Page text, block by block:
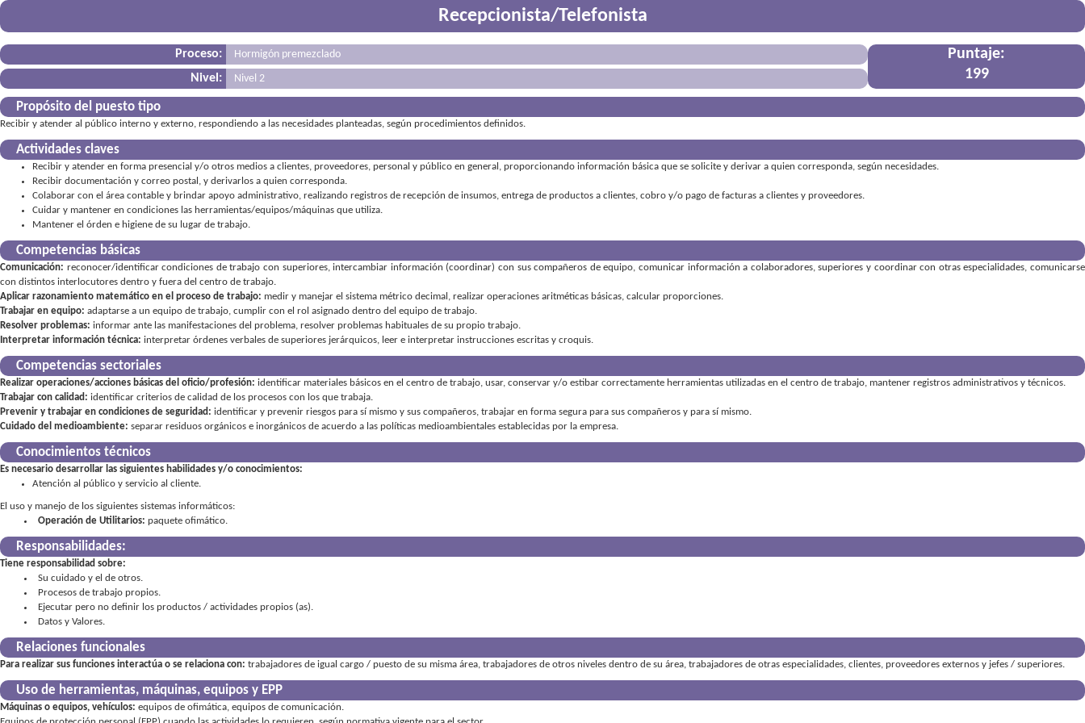
Recepcionista/Telefonista
Proceso: Hormigón premezclado
Nivel: Nivel 2
Puntaje:
199
Propósito del puesto tipo
Recibir y atender al público interno y externo, respondiendo a las necesidades planteadas, según procedimientos definidos.
Actividades claves
Recibir y atender en forma presencial y/o otros medios a clientes, proveedores, personal y público en general, proporcionando información básica que se solicite y derivar a quien corresponda, según necesidades.
Recibir documentación y correo postal, y derivarlos a quien corresponda.
Colaborar con el área contable y brindar apoyo administrativo, realizando registros de recepción de insumos, entrega de productos a clientes, cobro y/o pago de facturas a clientes y proveedores.
Cuidar y mantener en condiciones las herramientas/equipos/máquinas que utiliza.
Mantener el órden e higiene de su lugar de trabajo.
Competencias básicas
Comunicación: reconocer/identificar condiciones de trabajo con superiores,intercambiar información (coordinar) con sus compañeros de equipo,comunicar información a colaboradores, superiores y coordinar con otras especialidades,comunicarse
con distintos interlocutores dentro y fuera del centro de trabajo
Aplicar razonamiento matemático en el proceso de trabajo: medir y manejar el sistema métrico decimal , realizar operaciones aritméticas básicas, calcular proporciones
Trabajar en equipo: adaptarse a un equipo de trabajo, cumplir con el rol asignado dentro del equipo de trabajo
Resolver problemas: informar ante las manifestaciones del problema, resolver problemas habituales de su propio trabajo
Interpretar información técnica: interpretar órdenes verbales de superiores jerárquicos, leer e interpretar instrucciones escritas y croquis
Competencias sectoriales
Realizar operaciones/acciones básicas del oficio/profesión: identificar materiales básicos en el centro de trabajo, usar, conservar y/o estibar correctamente herramientas utilizadas en el centro de trabajo mantener registros administrativos y técnicos
Trabajar con calidad: identificar criterios de calidad de los procesos con los que trabaja
Prevenir y trabajar en condiciones de seguridad: identificar y prevenir riesgos para sí mismo y sus compañeros, trabajar en forma segura para sus compañeros y para sí mismo
Cuidado del medioambiente: separar residuos orgánicos e inorgánicos de acuerdo a las políticas medioambientales establecidas por la empresa
Conocimientos técnicos
Es necesario desarrollar las siguientes habilidades y/o conocimientos:
Atención al público y servicio al cliente.
El uso y manejo de los siguientes sistemas informáticos:
Operación de Utilitarios: paquete ofimático.
Responsabilidades:
Tiene responsabilidad sobre:
Su cuidado y el de otros
Procesos de trabajo propios
Ejecutar pero no definir los productos / actividades propios (as)
Datos y Valores
Relaciones funcionales
Para realizar sus funciones interactúa o se relaciona con: trabajadores de igual cargo / puesto de su misma área, trabajadores de otros niveles dentro de su área, trabajadores de otras especialidades, clientes, proveedores externos y jefes / superiores.
Uso de herramientas, máquinas, equipos y EPP
Máquinas o equipos, vehículos: equipos de ofimática, equipos de comunicación